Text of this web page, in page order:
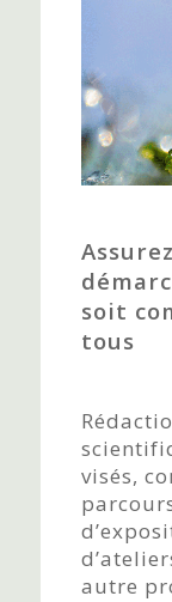
soit
tous
visés,
autre